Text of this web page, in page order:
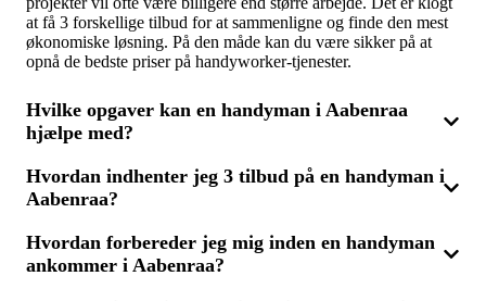
at få 3 forskellige tilbud for at sammenligne og finde den mest
økonomiske løsning. På den måde kan du være sikker på at
opnå de bedste priser på handyworker-tjenester.
Hvilke opgaver kan en handyman i Aabenraa
hjælpe med?
En handyman kan håndtere en lang række små reparationer og
opgaver, såsom at montere hylder, reparere døre og vinduer,
små projekter, kan det være mere omkostningseffektivt at få
dem udført samlet. Ved at få 3 tilbud kan du tjekke priserne på
Hvordan indhenter jeg 3 tilbud på en handyman i
Aabenraa?
Ved at indhente 3 tilbud på en handyman i Aabenraa får du
mulighed for at modtage forskellige prisforslag. Du beskriver
Hvordan forbereder jeg mig inden en handyman
ankommer i Aabenraa?